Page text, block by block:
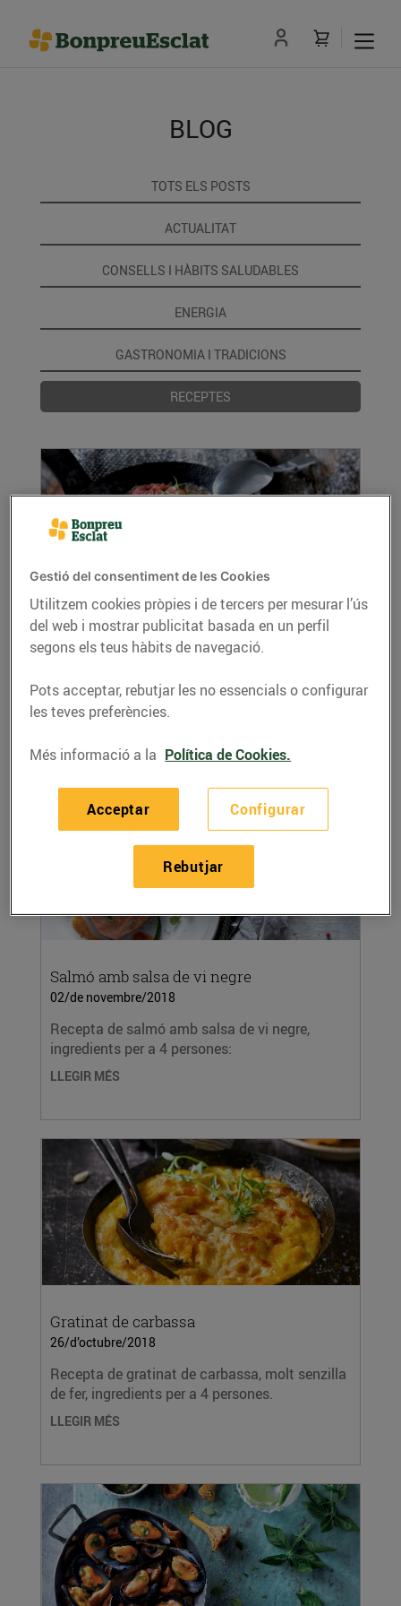
BLOG
TOTS ELS POSTS
ACTUALITAT
CONSELLS I HÀBITS SALUDABLES
ENERGIA
GASTRONOMIA I TRADICIONS
RECEPTES
Truita de tomàquet
09/de novembre/2018
Recepta de truita de tomàquet molt fàcil de fer
amb 6 passos.
Salmó amb salsa de vi negre
02/de novembre/2018
Recepta de salmó amb salsa de vi negre,
ingredients per a 4 persones:
LLEGIR MÉS
Gratinat de carbassa
26/d’octubre/2018
Recepta de gratinat de carbassa, molt senzilla
de fer, ingredients per a 4 persones.
LLEGIR MÉS
Gestió del consentiment de les Cookies
Utilitzem cookies pròpies i de tercers per mesurar l’ús
del web i mostrar publicitat basada en un perfil
segons els teus hàbits de navegació.
Pots acceptar, rebutjar les no essencials o configurar
les teves preferències.
Més informació a la Política de Cookies.
Configurar
Rebutjar
Acceptar